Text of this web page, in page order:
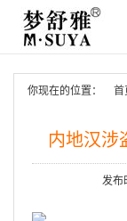
你现在的位置： 首
内地汉涉
发布